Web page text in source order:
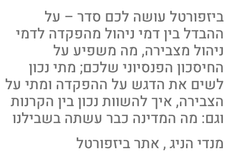
ביזפורטל עושה לכם סדר – על
ההבדל בין דמי ניהול מהפקדה לדמי
ניהול מצבירה, מה משפיע על
החיסכון הפנסיוני שלכם; מתי נכון
לשים את הדגש על ההפקדה ומתי על
הצבירה, איך להשוות נכון בין הקרנות
וגם: מה המדינה כבר עשתה בשבילנו
מנדי הניג , אתר ביזפורטל